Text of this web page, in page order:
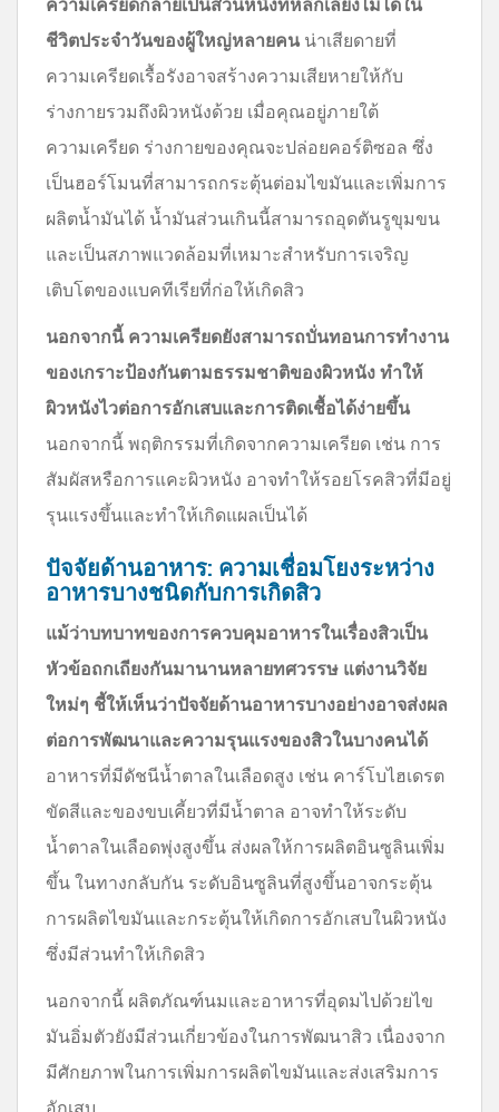
ชีวิตประจำวันของผู้ใหญ่หลายคน น่าเสียดายที่
ความเครียดเรื้อรังอาจสร้างความเสียหายให้กับ
ร่างกายรวมถึงผิวหนังด้วย เมื่อคุณอยู่ภายใต้
ความเครียด ร่างกายของคุณจะปล่อยคอร์ติซอล ซึ่ง
เป็นฮอร์โมนที่สามารถกระตุ้นต่อมไขมันและเพิ่มการ
ผลิตน้ำมันได้ น้ำมันส่วนเกินนี้สามารถอุดตันรูขุมขน
และเป็นสภาพแวดล้อมที่เหมาะสำหรับการเจริญ
เติบโตของแบคทีเรียที่ก่อให้เกิดสิว
นอกจากนี้ ความเครียดยังสามารถบั่นทอนการทำงาน
ของเกราะป้องกันตามธรรมชาติของผิวหนัง ทำให้
ผิวหนังไวต่อการอักเสบและการติดเชื้อได้ง่ายขึ้น
นอกจากนี้ พฤติกรรมที่เกิดจากความเครียด เช่น การ
สัมผัสหรือการแคะผิวหนัง อาจทำให้รอยโรคสิวที่มีอยู่
รุนแรงขึ้นและทำให้เกิดแผลเป็นได้
ปัจจัยด้านอาหาร: ความเชื่อมโยงระหว่าง
อาหารบางชนิดกับการเกิดสิว
แม้ว่าบทบาทของการควบคุมอาหารในเรื่องสิวเป็น
หัวข้อถกเถียงกันมานานหลายทศวรรษ แต่งานวิจัย
ใหม่ๆ ชี้ให้เห็นว่าปัจจัยด้านอาหารบางอย่างอาจส่งผล
ต่อการพัฒนาและความรุนแรงของสิวในบางคนได้
อาหารที่มีดัชนีน้ำตาลในเลือดสูง เช่น คาร์โบไฮเดรต
ขัดสีและของขบเคี้ยวที่มีน้ำตาล อาจทำให้ระดับ
น้ำตาลในเลือดพุ่งสูงขึ้น ส่งผลให้การผลิตอินซูลินเพิ่ม
ขึ้น ในทางกลับกัน ระดับอินซูลินที่สูงขึ้นอาจกระตุ้น
การผลิตไขมันและกระตุ้นให้เกิดการอักเสบในผิวหนัง
ซึ่งมีส่วนทำให้เกิดสิว
นอกจากนี้ ผลิตภัณฑ์นมและอาหารที่อุดมไปด้วยไข
มันอิ่มตัวยังมีส่วนเกี่ยวข้องในการพัฒนาสิว เนื่องจาก
มีศักยภาพในการเพิ่มการผลิตไขมันและส่งเสริมการ
อักเสบ